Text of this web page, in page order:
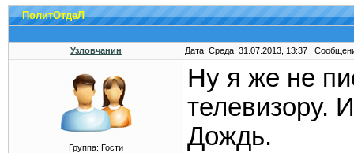
ПолитОтдеЛ
Узловчанин Дата: Среда, 31.07.2013, 13:37 |
Группа: Гости
Ну я же не
телевизору.
Дождь.